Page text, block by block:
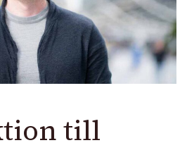
till